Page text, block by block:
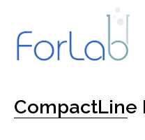
CompactLine